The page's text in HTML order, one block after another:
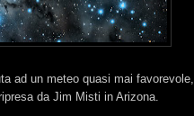
ad un meteo quasi mai favorevole,
da Jim Misti in Arizona.